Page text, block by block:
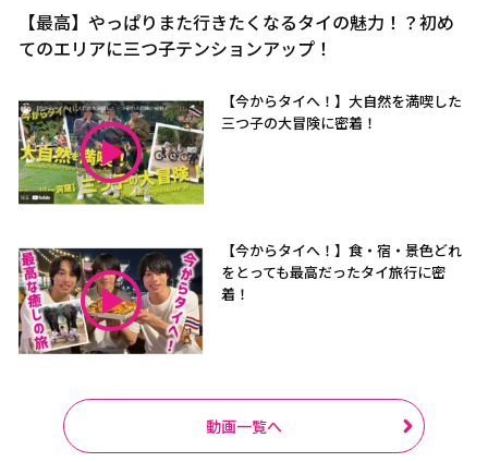
【最高】やっぱりまた行きたくなるタイの魅力！？初め
てのエリアに三つ子テンションアップ！
【今からタイへ！】大自然を満喫した
三つ子の大冒険に密着！
【今からタイへ！】食・宿・景色どれ
をとっても最高だったタイ旅行に密
着！
動画一覧へ